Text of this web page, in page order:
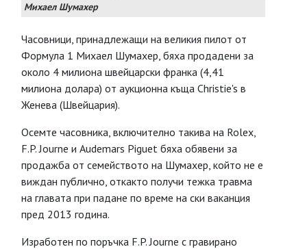
Михаел Шумахер
Часовници, принадлежащи на великия пилот от
Формула 1 Михаел Шумахер, бяха продадени за
около 4 милиона швейцарски франка (4,41
милиона долара) от аукционна къща Christie's в
Женева (Швейцария).
Осемте часовника, включително такива на Rolex,
F.P. Journe и Audemars Piguet бяха обявени за
продажба от семейството на Шумахер, който не е
виждан публично, откакто получи тежка травма
на главата при падане по време на ски ваканция
пред 2013 година.
Изработен по поръчка F.P. Journe с гравирано